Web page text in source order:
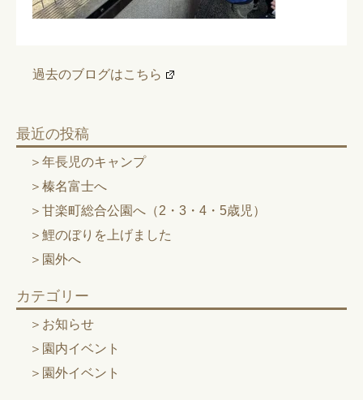
過去のブログはこちら
最近の投稿
年長児のキャンプ
榛名富士へ
甘楽町総合公園へ（2・3・4・5歳児）
鯉のぼりを上げました
園外へ
カテゴリー
お知らせ
園内イベント
園外イベント